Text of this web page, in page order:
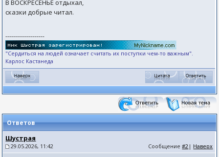
В ВОСКРЕСЕНЬЕ отдыхал,
сказки добрые читал.
--------------------
"Сердиться на людей означает считать их поступки чем-то важным".
Карлос Кастанеда
Ответов
Шустрая
29.05.2026, 11:42 Сообщение#2 | Наверх